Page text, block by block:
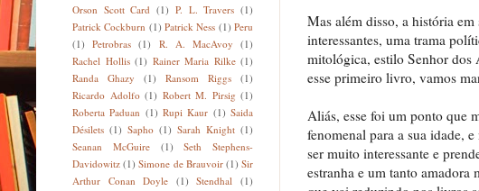
Mas além disso, a história
interessantes, uma trama
mitológica, estilo Senhor dos
esse primeiro livro, vamos
Aliás, esse foi um ponto que
fenomenal para a sua idade,
ser muito interessante e
estranha e um tanto
Orson Scott Card (1) P. L. Travers (1)
Patrick Cockburn (1) Patrick Ness (1) Peru
(1)
Petrobras (1) R. A. MacAvoy
(1)
Rachel Hollis (1) Rainer Maria Rilke (1)
Randa Ghazy
(1) Ransom Riggs
(1)
Ricardo Adolfo (1) Robert M. Pirsig (1)
Roberta Paduan (1) Rupi Kaur (1) Saida
Désilets (1) Sapho (1) Sarah Knight (1)
Seanan McGuire
(1)
Seth Stephens-
Davidowitz (1) Simone de Brauvoir (1) Sir
Arthur Conan Doyle (1) Stendhal
(1)